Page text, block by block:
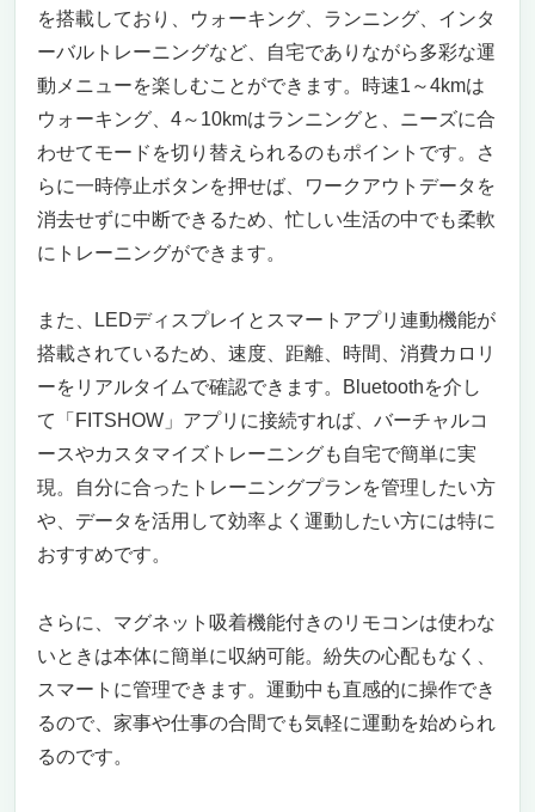
ーニング
静音設計＆高耐久で夜間でも安心してトレー
ニング
自宅での本格トレーニングを可能にする高性
まとめ：今すぐ手に入れなければ損する一台
夜間ランニングもOK！静音モーター搭載ラン
ニングマシンで快適トレーニング
自宅でも夜でも思い切り走れる静音モーター
プログラム機能と耐久性で筋力アップも夜間
運動もバッチリ
安心と信頼の準業務用仕様
ペルソナを意識した最適な選択
実際の使用レビューも高評価
まとめ：夜間でも静かに、本格的に走るなら
これしかない
夜間ランニングもOK！静音モーター搭載ラン
ランナー
夜でも気兼ねなく走れる、静音モーター搭載
で快適トレーニング
コンパクト＆収納しやすい設計
を搭載しており、ウォーキング、ランニング、インタ
ーバルトレーニングなど、自宅でありながら多彩な運
動メニューを楽しむことができます。時速1～4kmは
ウォーキング、4～10kmはランニングと、ニーズに合
わせてモードを切り替えられるのもポイントです。さ
らに一時停止ボタンを押せば、ワークアウトデータを
消去せずに中断できるため、忙しい生活の中でも柔軟
にトレーニングができます。
また、LEDディスプレイとスマートアプリ連動機能が
搭載されているため、速度、距離、時間、消費カロリ
ーをリアルタイムで確認できます。Bluetoothを介し
て「FITSHOW」アプリに接続すれば、バーチャルコ
ースやカスタマイズトレーニングも自宅で簡単に実
現。自分に合ったトレーニングプランを管理したい方
や、データを活用して効率よく運動したい方には特に
おすすめです。
さらに、マグネット吸着機能付きのリモコンは使わな
いときは本体に簡単に収納可能。紛失の心配もなく、
スマートに管理できます。運動中も直感的に操作でき
るので、家事や仕事の合間でも気軽に運動を始められ
るのです。